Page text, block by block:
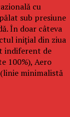
cu
sub presiune
În doar câteva
inițial din ziua
indiferent de
100%), Aero
minimalistă